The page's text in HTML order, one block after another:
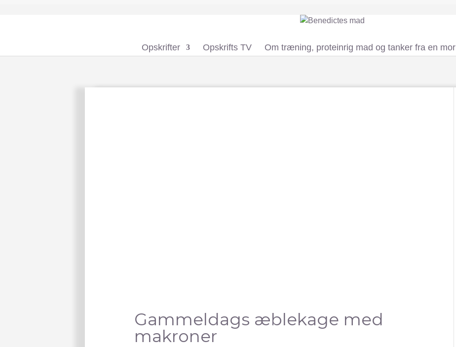
Opskrifter Opskrifts TV Om træning, proteinrig mad og tanker fra en mor
Gammeldags æblekage med
makroner